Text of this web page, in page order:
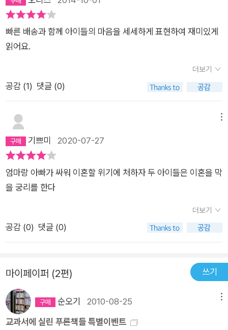
빠른 배송과 함께 아이들의 마음을 세세하게 표현하여 재미있게
읽어요.
더보기
공감 (1) 댓글 (0)
기쁘미 2020-07-27
엄마랑 아빠가 싸워 이혼할 위기에 처하자 두 아이들은 이혼을 막
을 궁리를 한다
더보기
공감 (0) 댓글 (0)
마이페이퍼 (2편) 쓰기
순오기 2010-08-25
교과서에 실린 푸른책들 특별이벤트